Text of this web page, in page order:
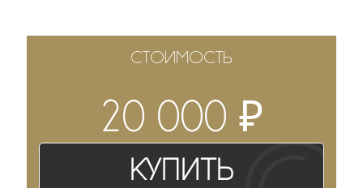
СТОИМОСТЬ
20 000₽
Купить